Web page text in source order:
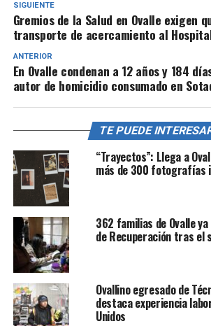
SIGUIENTE
Gremios de la Salud en Ovalle exigen
transporte de acercamiento al
ANTERIOR
En Ovalle condenan a 12 años y 184
autor de homicidio consumado en
TE PUEDE
“Trayectos”: Llega a
más de 300 fotografías
362 familias de Ovalle
de Recuperación tras
Ovallino egresado de
destaca experiencia
Unidos